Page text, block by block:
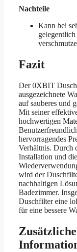
Nachteile
Kann bei
Fazit
Der 0XBIT
ausgezeichnete
auf sauberes und
Mit seiner
hochwertigen
hervorragendes
Verhältnis. Durch
Installation und
wird der
nachhaltigen
Badezimmer.
Duschfilter eine
für eine bessere
Zusätzliche